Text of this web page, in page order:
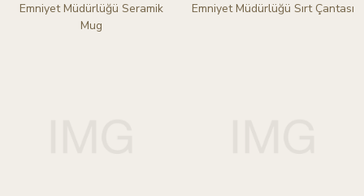
Emniyet Müdürlüğü Seramik
Mug
Emniyet Müdürlüğü Sırt Çantası